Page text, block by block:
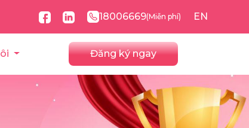
18006669(Miễn phí) EN
Đăng ký ngay